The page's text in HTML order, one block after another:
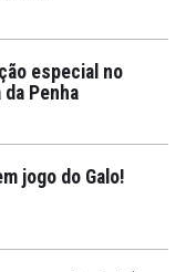
especial no
Penha
jogo do Galo!